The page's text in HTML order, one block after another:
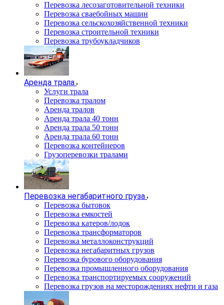
Перевозка лесозаготовительной техники
Перевозка сваебойных машин
Перевозка сельскохозяйственной техники
Перевозка строительной техники
Перевозка трубоукладчиков
Аренда трала
Услуги трала
Перевозка тралом
Аренда тралов
Аренда трала 40 тонн
Аренда трала 50 тонн
Аренда трала 60 тонн
Перевозка контейнеров
Грузоперевозки тралами
Перевозка негабаритного груза
Перевозка бытовок
Перевозка емкостей
Перевозка катеров/лодок
Перевозка трансформаторов
Перевозка металлоконструкций
Перевозка негабаритных грузов
Перевозка бурового оборудования
Перевозка промышленного оборудования
Перевозка транспортируемых сооружений
Перевозка грузов на месторождениях нефти и газа